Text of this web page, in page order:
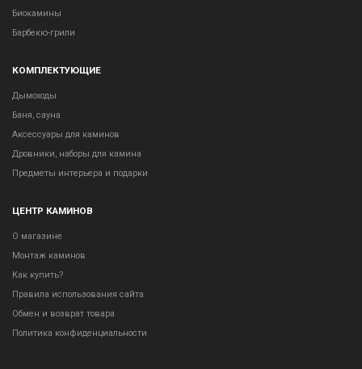
Биокамины
Барбекю-грили
КОМПЛЕКТУЮЩИЕ
Дымоходы
Баня, сауна
Аксессуары для каминов
Дровники, наборы для камина
Предметы интерьера и подарки
ЦЕНТР КАМИНОВ
О магазине
Монтаж каминов
Как купить?
Правила использования сайта
Обмен и возврат товара
Политика конфиденциальности